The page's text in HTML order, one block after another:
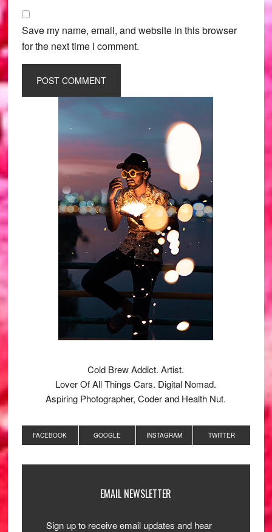
Save my name, email, and website in this browser
for the next time I comment.
Primary
Sidebar
Cold Brew Addict. Artist.
Lover Of All Things Cars. Digital Nomad.
Aspiring Photographer, Coder and Health Nut.
FACEBOOK GOOGLE INSTAGRAM TWITTER
EMAIL NEWSLETTER
Sign up to receive email updates and hear